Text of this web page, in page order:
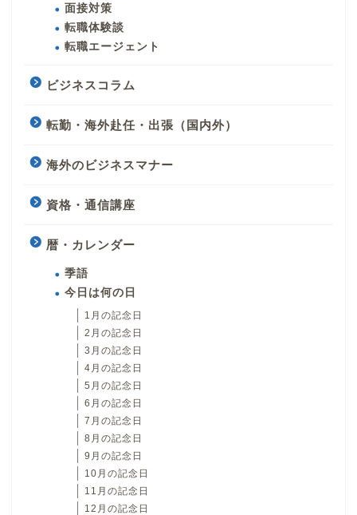
面接対策
転職体験談
転職エージェント
ビジネスコラム
転勤・海外赴任・出張（国内外）
海外のビジネスマナー
資格・通信講座
暦・カレンダー
季語
今日は何の日
1月の記念日
2月の記念日
3月の記念日
4月の記念日
5月の記念日
6月の記念日
7月の記念日
8月の記念日
9月の記念日
10月の記念日
11月の記念日
12月の記念日